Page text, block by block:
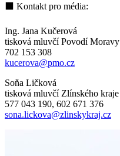
⬛ Kontakt pro média:
Ing. Jana Kučerová
tisková mluvčí Povodí Moravy
702 153 308
kucerova@pmo.cz
Soňa Ličková
tisková mluvčí Zlínského kraje
577 043 190, 602 671 376
sona.lickova@zlinskykraj.cz